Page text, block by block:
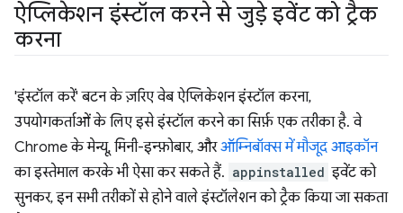
ऐप्लिकेशन इंस्टॉल करने से जुड़े इवेंट को ट्रैक
करना
'इंस्टॉल करें' बटन के ज़रिए वेब ऐप्लिकेशन इंस्टॉल करना,
उपयोगकर्ताओं के लिए इसे इंस्टॉल करने का सिर्फ़ एक तरीका है. वे
Chrome के मेन्यू, मिनी-इन्फ़ोबार, औरऑम्निबॉक्स में मौजूद आइकॉन
का इस्तेमाल करके भी ऐसा कर सकते हैं. appinstalled इवेंट को
सुनकर, इन सभी तरीकों से होने वाले इंस्टॉलेशन को ट्रैक किया जा सकता